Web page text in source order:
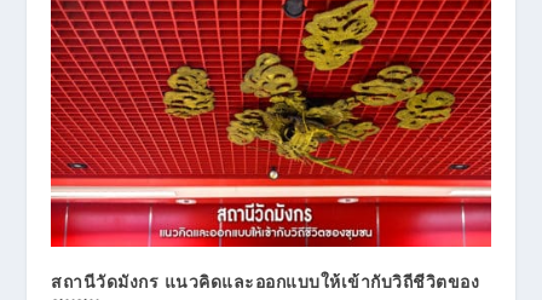
สถานีวัดมังกร แนวคิดและออกแบบให้เข้ากับวิถีชีวิตของ